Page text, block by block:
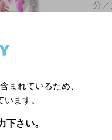
分
無
まれているため、
ます。
下さい。